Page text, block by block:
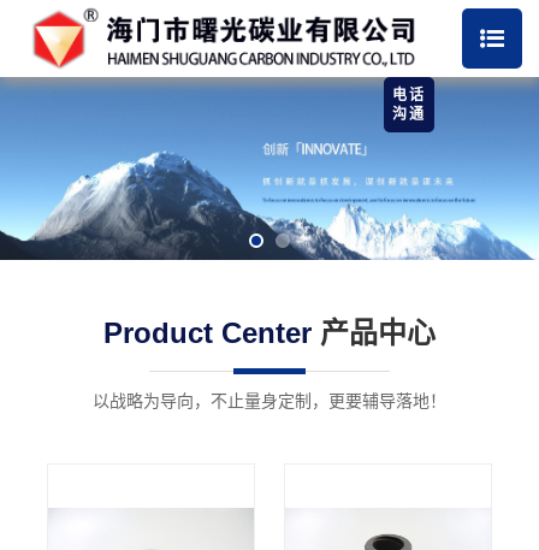
电话
沟通
Product Center 产品中心
以战略为导向，不止量身定制，更要辅导落地！